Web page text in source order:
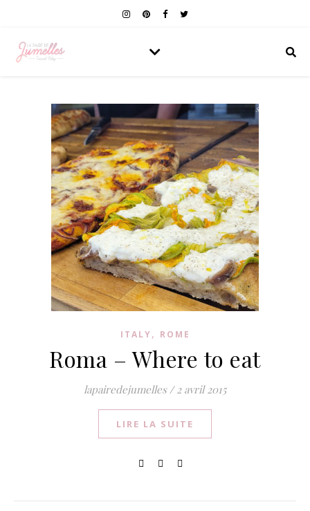
ITALY, ROME
Roma – Where to eat
lapairedejumelles / 2 avril 2015
LIRE LA SUITE